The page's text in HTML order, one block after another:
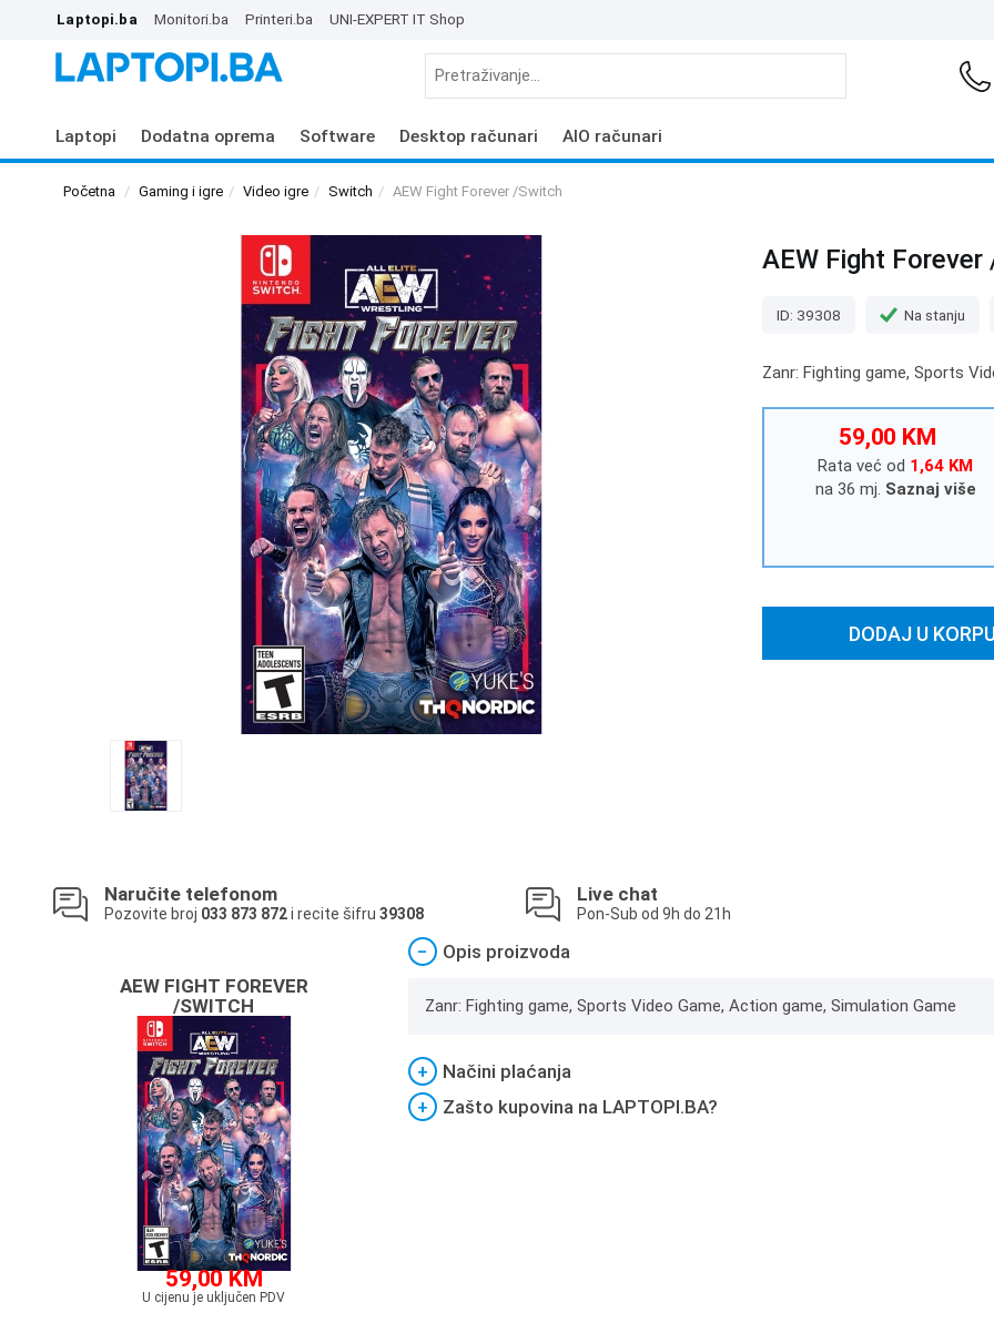
Laptopi.ba Monitori.ba Printeri.ba UNI-EXPERT IT Shop
Laptopi Dodatna oprema Software Desktop računari AIO računari
Početna Gaming i igre Video igre Switch AEW Fight Forever /Switch
AEW Fight
ID: 39308 Na stanju
Zanr: Fighting game, Sports
59,00 KM
Rata već od 1,64 KM
na 36 mj. Saznaj više
DODAJ U
Naručite telefonom
Pozovite broj 033 873 872i recite šifru 39308
Live chat
Pon-Sub od 9h do 21h
AEW FIGHT FOREVER
/SWITCH
59,00 KM
U cijenu je uključen PDV
− Opis proizvoda
Zanr: Fighting game, Sports Video Game, Action game, Simulation Game
+
Načini plaćanja
+
Zašto kupovina na LAPTOPI.BA?